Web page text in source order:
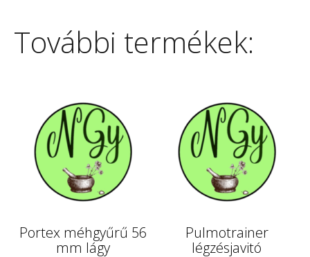
További termékek:
Portex méhgyűrű 56
mm lágy
Pulmotrainer
légzésjavitó